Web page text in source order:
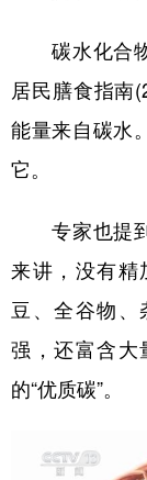
碳水化合物
居民膳食指南
能量来自碳水
它。
专家也提到
来讲，没有精
豆、全谷物、
强，还富含大
的“优质碳”。